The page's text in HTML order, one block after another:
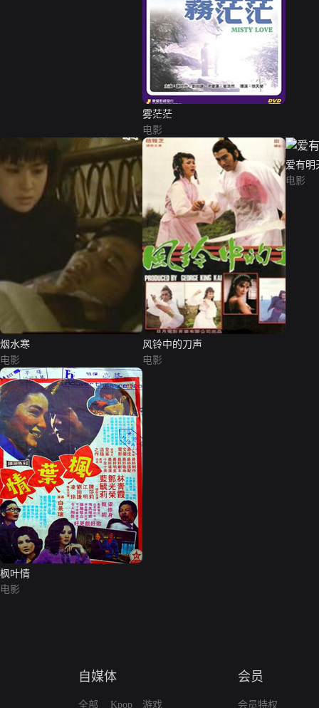
雾茫茫
电影
烟水寒
电影
风铃中的刀声
电影
爱有明
电影
枫叶情
电影
自媒体
全部 Kpop 游戏
会员
会员特权